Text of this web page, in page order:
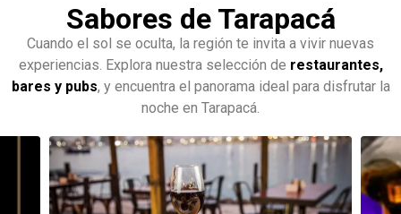
Sabores de Tarapacá
Cuando el sol se oculta, la región te invita a vivir nuevas
experiencias. Explora nuestra selección de restaurantes,
bares y pubs, y encuentra el panorama ideal para disfrutar la
noche en Tarapacá.